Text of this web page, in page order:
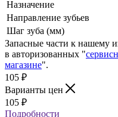
Назначение
Направление зубьев
Шаг зуба (мм)
Запасные части к нашему
в авторизованных "
магазине".
105 ₽
Варианты цен
105 ₽
Подробности